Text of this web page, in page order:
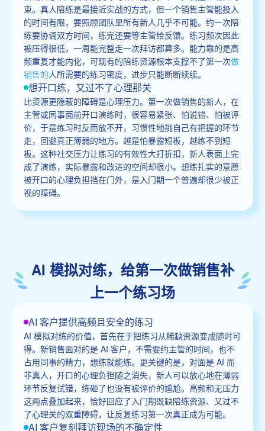
束。真人陪练是最接近实战的方式，但一个销售主管能投入
的时间有限，要照顾团队里所有新人几乎不可能。约一次陪
练要协调双方时间，练完还要等主管给反馈。练习频次因此
被压得很低，一周能完整走一次拜访都算多。能力靠的是高
频重复才能内化，可现有的陪练资源根本支撑不了第一次做
销售的人所需要的练习密度，进步只能断断续续。
想开口练，又过不了心理那关
比资源更隐蔽的障碍是心理压力。第一次做销售的新人，在
主管或同事面前开口演练时，很容易紧张、怕说错、怕被评
价，于是练习时反而放不开，习惯性地挑自己有把握的环节
走，回避真正薄弱的地方。越是怕暴露短板，越练不到短
板。这种社交压力让练习的有效性大打折扣，新人表面上完
成了演练，实际暴露和改进的空间却很小。想练扎实的意愿
被开口的心理负担挡在门外，是入门期一个普遍却很少被正
视的障碍。
AI 模拟对练，给第一次做销售补
上一个练习场
AI 客户提供高频且安全的练习
AI 模拟对练的价值，首先在于把练习从稀缺资源变成随时可
得。新销售面对的是 AI 客户，不需要约主管的时间，也不
占用同事的精力，想练就能练。更关键的是，对面是 AI 而
非真人，开口的心理负担随之消失，新人可以放心地在薄弱
环节反复试错，练砸了也没有被评价的尴尬。高频和无压力
这两点叠加起来，恰好回应了入门期既缺陪练资源、又过不
了心理关的双重障碍，让反复练习第一次真正成为可能。
AI 客户复刻拜访现场的不确定性